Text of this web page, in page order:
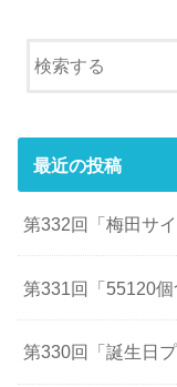
最近の投稿
第332回「梅田サ
第331回「55120
第330回「誕生日